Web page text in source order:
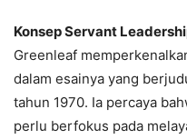
Konsep Servant
Greenleaf
dalam esainya yang
tahun 1970. Ia percaya
perlu berfokus pada